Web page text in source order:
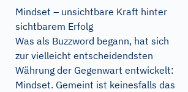
Mindset – unsichtbare Kraft hinter
sichtbarem Erfolg
Was als Buzzword begann, hat sich
zur vielleicht entscheidendsten
Währung der Gegenwart entwickelt:
Mindset. Gemeint ist keinesfalls das